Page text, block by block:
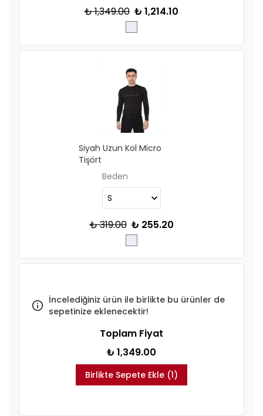
₺ 1,349.00 ₺ 1,214.10
Siyah Uzun Kol Micro
Tişört
Beden
₺ 319.00 ₺ 255.20
İncelediğiniz ürün ile birlikte bu ürünler de
sepetinize eklenecektir!
Toplam Fiyat
₺ 1,349.00
Birlikte Sepete Ekle (1)